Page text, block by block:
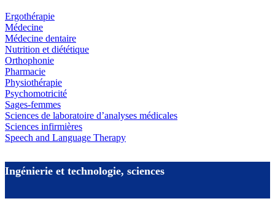
Ergothérapie
Médecine
Médecine dentaire
Nutrition et diététique
Orthophonie
Pharmacie
Physiothérapie
Psychomotricité
Sages-femmes
Sciences de laboratoire d’analyses médicales
Sciences infirmières
Speech and Language Therapy
Ingénierie et technologie, sciences